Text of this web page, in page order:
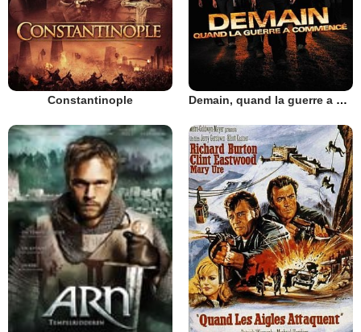
Constantinople Demain, quand la guerre a commencé